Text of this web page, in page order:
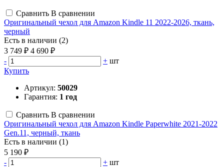
Сравнить В сравнении
Оригинальный чехол для Amazon Kindle 11 2022-2026, ткань,
черный
Есть в наличии (2)
3 749 ₽ 4 690 ₽
-
+ шт
Купить
Артикул: 50029
Гарантия: 1 год
Сравнить В сравнении
Оригинальный чехол для Amazon Kindle Paperwhite 2021-2022
Gen.11, черный, ткань
Есть в наличии (1)
5 190 ₽
-
+ шт